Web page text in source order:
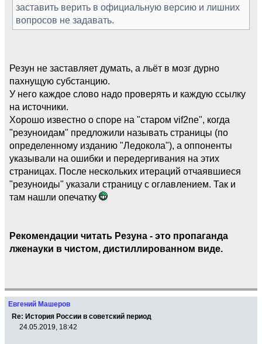
заставить верить в официальную версию и лишних
вопросов не задавать.
Резун не заставляет думать, а льёт в мозг дурно
пахнущую субстанцию.
У него каждое слово надо проверять и каждую ссылку
на источники.
Хорошо известно о споре на "старом vif2ne", когда
"резуноидам" предложили называть страницы (по
определенному изданию "Ледокола"), а оппоненты
указывали на ошибки и передергивания на этих
страницах. После нескольких итераций отчаявшиеся
"резуноиды" указали страницу с оглавлением. Так и
там нашли опечатку
Рекомендации читать Резуна - это пропаганда
лженауки в чистом, дистиллированном виде.
Евгений Машеров
Re: История России в советский период
24.05.2019, 18:42